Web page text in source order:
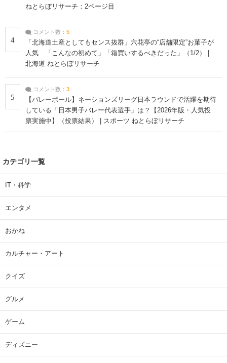
ねとらぼリサーチ：2ページ目
4
コメント数： 5
「北海道土産としてもセンス抜群」六花亭の“店舗限定”お菓子が
人気 「こんなの初めて」「箱買いするべきだった」（1/2） |
北海道 ねとらぼリサーチ
5
コメント数： 3
【バレーボール】ネーションズリーグ日本ラウンドで活躍を期待
している「日本男子バレー代表選手」は？【2026年版・人気投
票実施中】（投票結果） | スポーツ ねとらぼリサーチ
カテゴリ一覧
IT・科学
エンタメ
おかね
カルチャー・アート
クイズ
グルメ
ゲーム
ディズニー